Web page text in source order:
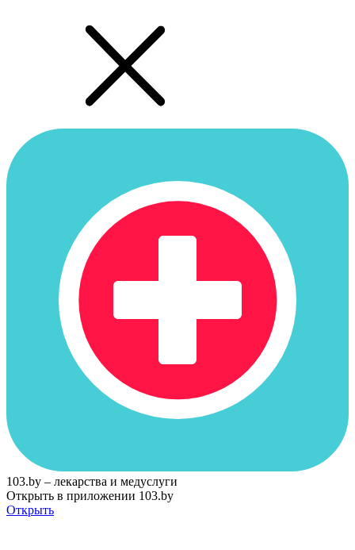
103.by – лекарства и медуслуги
Открыть в приложении 103.by
Открыть